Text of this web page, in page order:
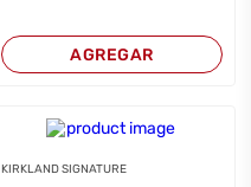
AGREGAR
KIRKLAND SIGNATURE